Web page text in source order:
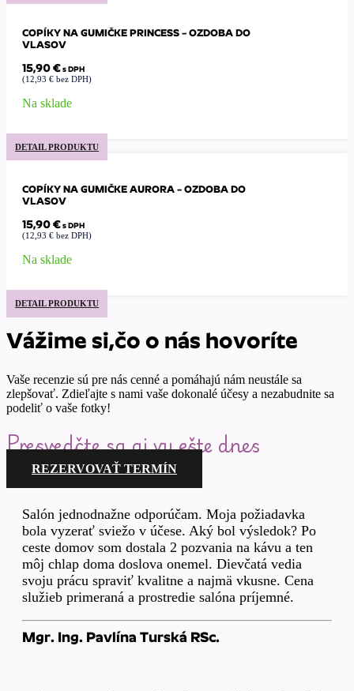
COPÍKY NA GUMIČKE PRINCESS – OZDOBA DO
VLASOV
15,90€s DPH
(12,93 € bez DPH)
Na sklade
DETAIL PRODUKTU
COPÍKY NA GUMIČKE AURORA – OZDOBA DO
VLASOV
15,90€s DPH
(12,93 € bez DPH)
Na sklade
DETAIL PRODUKTU
Vážime si,čo o nás hovoríte
Vaše recenzie sú pre nás cenné a pomáhajú nám neustále sa
zlepšovať. Zdieľajte s nami vaše dokonalé účesy a nezabudnite sa
podeliť o vaše fotky!
Presvedčte sa aj vy ešte dnes
REZERVOVAŤ TERMÍN
Salón jednodnažne odporúčam. Moja požiadavka
bola vyzerať sviežo v účese. Aký bol výsledok? Po
ceste domov som dostala 2 pozvania na kávu a ten
môj chlap doma doslova onemel. Dievčatá vedia
svoju prácu spraviť kvalitne a najmä vkusne. Cena
služieb primeraná a prostredie salóna príjemné.
Mgr. Ing. Pavlína Turská RSc.